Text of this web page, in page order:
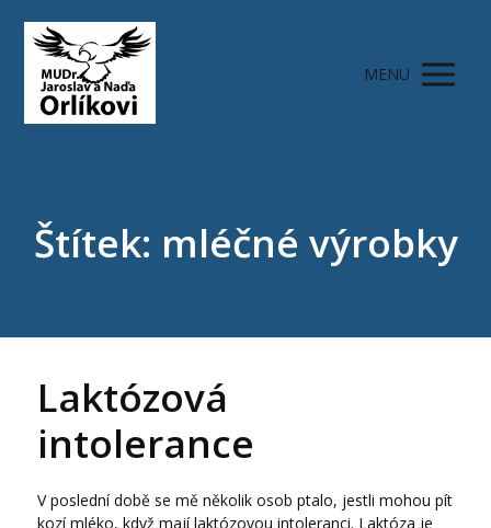
MENU
Štítek: mléčné výrobky
Laktózová
intolerance
V poslední době se mě několik osob ptalo, jestli mohou pít
kozí mléko, když mají laktózovou intoleranci. Laktóza je